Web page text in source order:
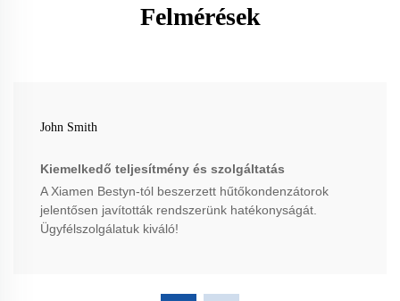
Felmérések
John Smith
Kiemelkedő teljesítmény és szolgáltatás
A Xiamen Bestyn-tól beszerzett hűtőkondenzátorok
jelentősen javították rendszerünk hatékonyságát.
Ügyfélszolgálatuk kiváló!